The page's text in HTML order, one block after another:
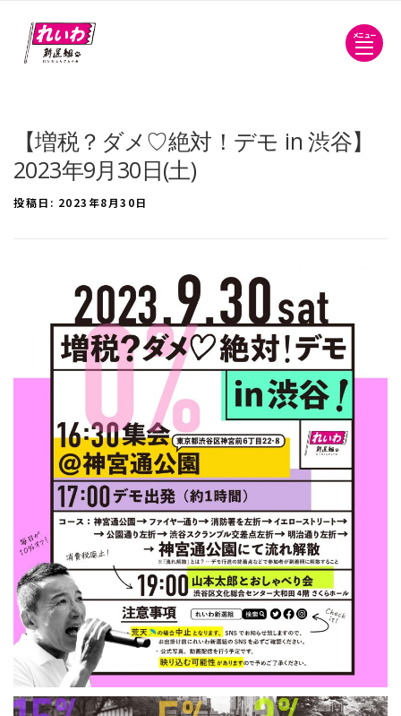
メニュー
【増税？ダメ♡絶対！デモ in 渋谷】
2023年9月30日(土)
投稿日: 2023年8月30日